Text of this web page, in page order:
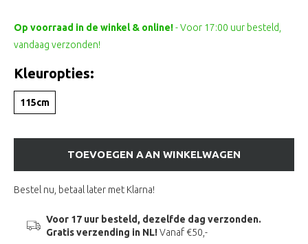
Op voorraad in de winkel & online!- Voor 17:00 uur besteld,
vandaag verzonden!
Kleuropties:
115cm
TOEVOEGEN AAN WINKELWAGEN
Bestel nu, betaal later met Klarna!
Voor 17 uur besteld, dezelfde dag verzonden.
Gratis verzending in NL!Vanaf €50,-